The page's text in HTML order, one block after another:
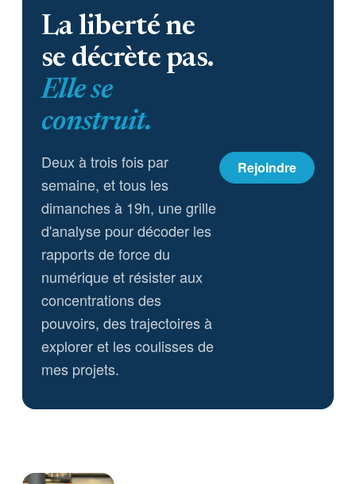
La liberté ne
se décrète pas.
Elle se
construit.
Deux à trois fois par
semaine, et tous les
dimanches à 19h, une grille
d'analyse pour décoder les
rapports de force du
numérique et résister aux
concentrations des
pouvoirs, des trajectoires à
explorer et les coulisses de
mes projets.
Rejoindre